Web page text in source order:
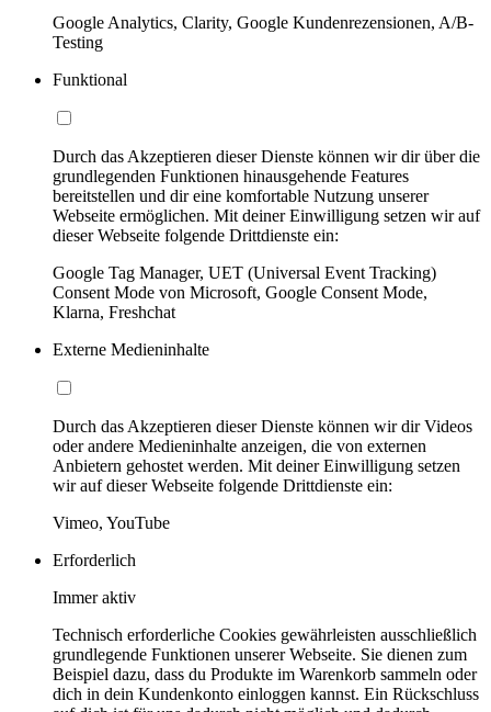
Google Analytics, Clarity, Google Kundenrezensionen, A/B-
Testing
Funktional
Durch das Akzeptieren dieser Dienste können wir dir über die
grundlegenden Funktionen hinausgehende Features
bereitstellen und dir eine komfortable Nutzung unserer
Webseite ermöglichen. Mit deiner Einwilligung setzen wir auf
dieser Webseite folgende Drittdienste ein:
Google Tag Manager, UET (Universal Event Tracking)
Consent Mode von Microsoft, Google Consent Mode,
Klarna, Freshchat
Externe Medieninhalte
Durch das Akzeptieren dieser Dienste können wir dir Videos
oder andere Medieninhalte anzeigen, die von externen
Anbietern gehostet werden. Mit deiner Einwilligung setzen
wir auf dieser Webseite folgende Drittdienste ein:
Vimeo, YouTube
Erforderlich
Immer aktiv
Technisch erforderliche Cookies gewährleisten ausschließlich
grundlegende Funktionen unserer Webseite. Sie dienen zum
Beispiel dazu, dass du Produkte im Warenkorb sammeln oder
dich in dein Kundenkonto einloggen kannst. Ein Rückschluss